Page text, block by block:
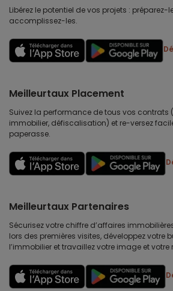
Libérez le potentiel de vos projets : préparez-
accomplissez-les.
Meilleurtaux Placement
Suivez la performance de tous vos contrats
immobilier, défiscalisation) et re-versez
paperasse.
Meilleurtaux Partenaires
Sécurisez votre chiffre d’affaires
lors des premières visites, développez votre
l’immobilier et travaillez votre image et votre